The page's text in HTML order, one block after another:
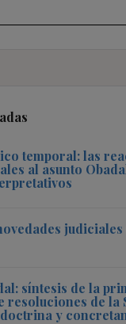
temporal: las
al asunto
judiciales
síntesis de la
resoluciones de la
y